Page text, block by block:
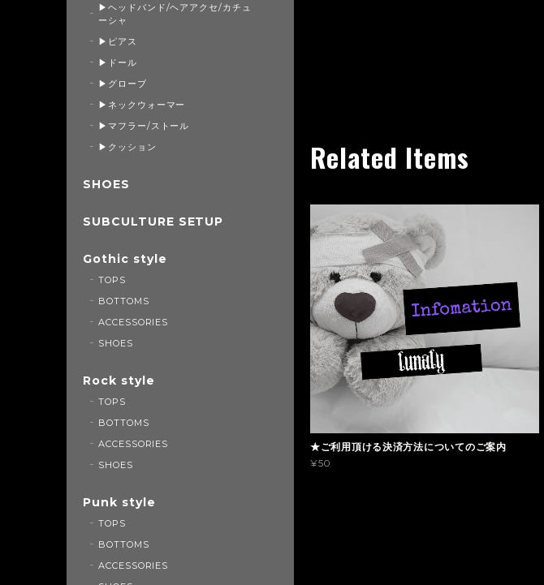
Related Items
★ご利用頂ける決済方法についてのご案内
¥50
▶ヘッドバンド/ヘアアクセ/カチュ
ーシャ
▶ピアス
▶ドール
▶グローブ
▶ネックウォーマー
▶マフラー/ストール
▶クッション
SHOES
SUBCULTURE SETUP
Gothic style
TOPS
BOTTOMS
ACCESSORIES
SHOES
Rock style
TOPS
BOTTOMS
ACCESSORIES
SHOES
Punk style
TOPS
BOTTOMS
ACCESSORIES